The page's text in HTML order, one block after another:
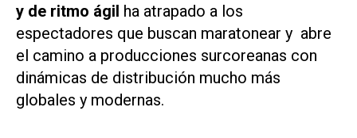
y de ritmo ágil ha atrapado a los
espectadores que buscan maratonear y abre
el camino a producciones surcoreanas con
dinámicas de distribución mucho más
globales y modernas.